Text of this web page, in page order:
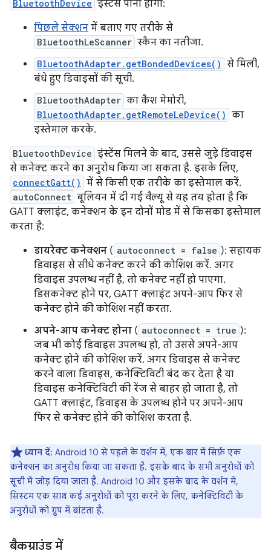
BluetoothDevice इंस्टेंस पाना होगा:
पिछले सेक्शन में बताए गए तरीके से
BluetoothLeScanner स्कैन का नतीजा.
BluetoothAdapter.getBondedDevices() से मिली,
बंधे हुए डिवाइसों की सूची.
BluetoothAdapter का कैश मेमोरी,
BluetoothAdapter.getRemoteLeDevice() का
इस्तेमाल करके.
BluetoothDevice इंस्टेंस मिलने के बाद, उससे जुड़े डिवाइस
से कनेक्ट करने का अनुरोध किया जा सकता है. इसके लिए,
connectGatt() में से किसी एक तरीके का इस्तेमाल करें.
autoConnect बूलियन में दी गई वैल्यू से यह तय होता है कि
GATT क्लाइंट, कनेक्शन के इन दोनों मोड में से किसका इस्तेमाल
करता है:
डायरेक्ट कनेक्शन ( autoconnect = false ): सहायक
डिवाइस से सीधे कनेक्ट करने की कोशिश करें. अगर
डिवाइस उपलब्ध नहीं है, तो कनेक्ट नहीं हो पाएगा.
डिसकनेक्ट होने पर, GATT क्लाइंट अपने-आप फिर से
कनेक्ट होने की कोशिश नहीं करता.
अपने-आप कनेक्ट होना ( autoconnect = true ):
जब भी कोई डिवाइस उपलब्ध हो, तो उससे अपने-आप
कनेक्ट होने की कोशिश करें. अगर डिवाइस से कनेक्ट
करने वाला डिवाइस, कनेक्टिविटी बंद कर देता है या
डिवाइस कनेक्टिविटी की रेंज से बाहर हो जाता है, तो
GATT क्लाइंट, डिवाइस के उपलब्ध होने पर अपने-आप
फिर से कनेक्ट होने की कोशिश करता है.
ध्यान दें: Android 10 से पहले के वर्शन में, एक बार में सिर्फ़ एक
कनेक्शन का अनुरोध किया जा सकता है. इसके बाद के सभी अनुरोधों को
सूची में जोड़ दिया जाता है. Android 10 और इसके बाद के वर्शन में,
सिस्टम एक साथ कई अनुरोधों को पूरा करने के लिए, कनेक्टिविटी के
अनुरोधों को ग्रुप में बांटता है.
बैकग्राउंड में